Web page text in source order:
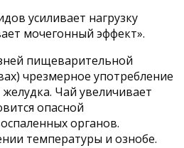
усиливает нагрузку
мочегонный эффект».
пищеварительной
чрезмерное употребление
Чай увеличивает
опасной
органов.
температуры и ознобе.